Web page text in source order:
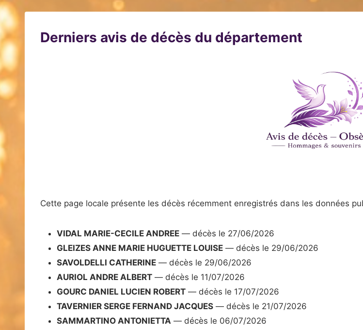
Derniers avis de décès du département
Cette page locale présente les décès récemment enregistrés dans les données
VIDAL MARIE-CECILE ANDREE — décès le 27/06/2026
GLEIZES ANNE MARIE HUGUETTE LOUISE — décès le 29/06/2026
SAVOLDELLI CATHERINE — décès le 29/06/2026
AURIOL ANDRE ALBERT — décès le 11/07/2026
GOURC DANIEL LUCIEN ROBERT — décès le 17/07/2026
TAVERNIER SERGE FERNAND JACQUES — décès le 21/07/2026
SAMMARTINO ANTONIETTA — décès le 06/07/2026